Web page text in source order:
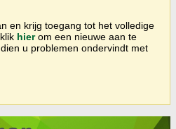
en krijg toegang tot het volledige
hierom een nieuwe aan te
u problemen ondervindt met